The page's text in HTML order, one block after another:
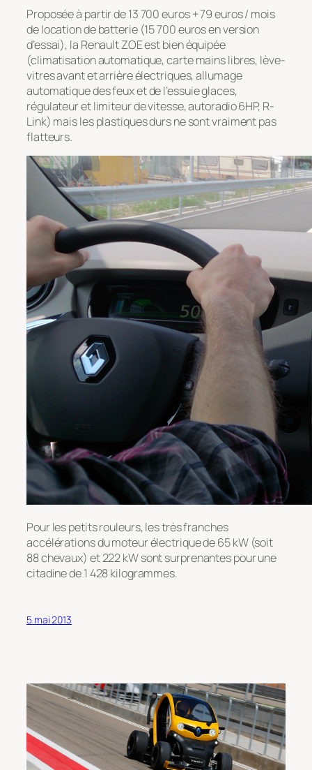
Proposée à partir de 13 700 euros + 79 euros / mois
de location de batterie (15 700 euros en version
d’essai), la Renault ZOE est bien équipée
(climatisation automatique, carte mains libres, lève-
vitres avant et arrière électriques, allumage
automatique des feux et de l’essuie glaces,
régulateur et limiteur de vitesse, autoradio 6HP, R-
Link) mais les plastiques durs ne sont vraiment pas
flatteurs.
Pour les petits rouleurs, les très franches
accélérations du moteur électrique de 65 kW (soit
88 chevaux) et 222 kW sont surprenantes pour une
citadine de 1 428 kilogrammes.
5 mai 2013